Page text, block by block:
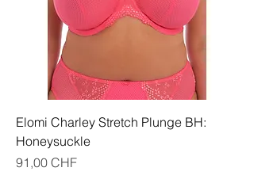
Elomi Charley Stretch Plunge BH:
Honeysuckle
Preis
91,00 CHF